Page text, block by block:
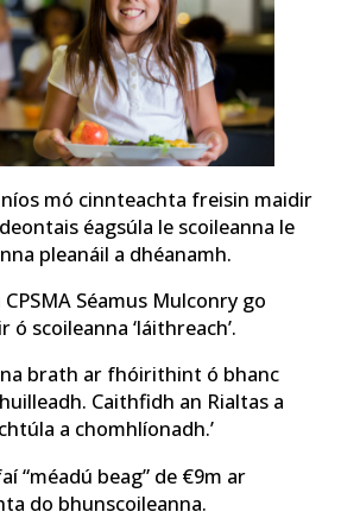
mó cinnteachta freisin maidir
éagsúla le scoileanna le
pleanáil a dhéanamh.
Séamus Mulconry go
scoileanna ‘láithreach’.
brath ar fhóirithint ó bhanc
Caithfidh an Rialtas a
a chomhlíonadh.’
“méadú beag” de €9m ar
do bhunscoileanna.